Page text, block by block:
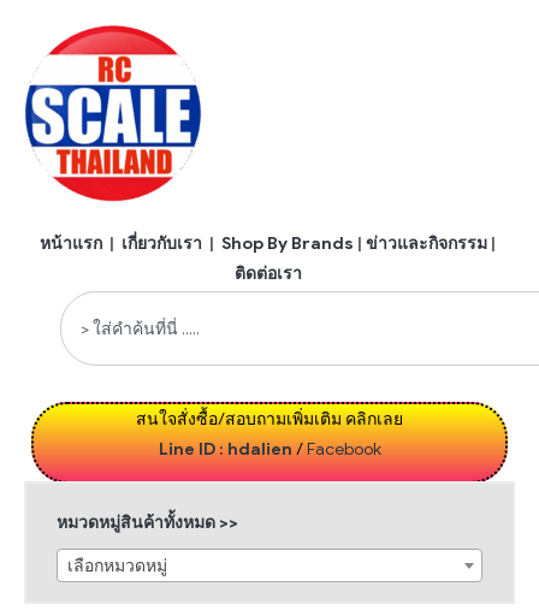
หน้าแรก | เกี่ยวกับเรา | Shop By Brands | ข่าวและกิจกรรม |
ติดต่อเรา
สนใจสั่งซื้อ/สอบถามเพิ่มเติม คลิกเลย
Line ID : hdalien/Facebook
หมวดหมู่สินค้าทั้งหมด >>
เลือกหมวดหมู่